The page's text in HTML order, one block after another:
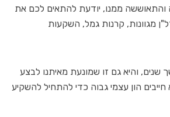
והתאוששה ממנו, יודעת להתאים לכם את
מגוונות, קרנות גמל, השקעות
והיא גם זו שמונעת מאיתנו לבצע
הון עצמי גבוה כדי להתחיל להשקיע